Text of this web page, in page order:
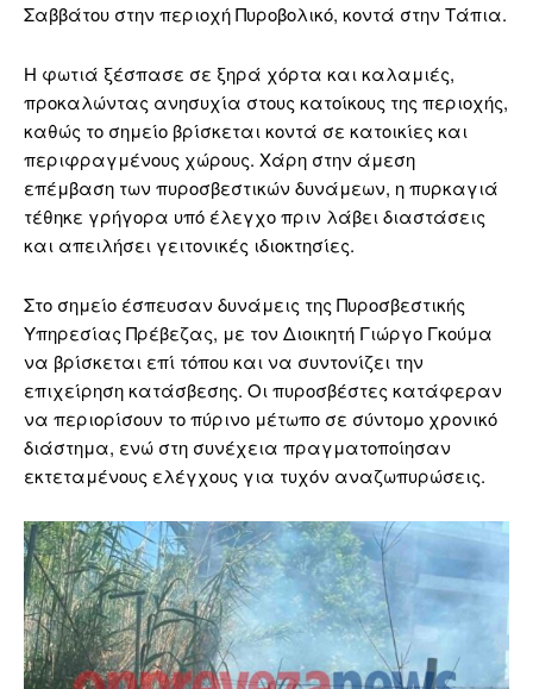
Σαββάτου στην περιοχή Πυροβολικό, κοντά στην Τάπια.
Η φωτιά ξέσπασε σε ξηρά χόρτα και καλαμιές,
προκαλώντας ανησυχία στους κατοίκους της περιοχής,
καθώς το σημείο βρίσκεται κοντά σε κατοικίες και
περιφραγμένους χώρους. Χάρη στην άμεση
επέμβαση των πυροσβεστικών δυνάμεων, η πυρκαγιά
τέθηκε γρήγορα υπό έλεγχο πριν λάβει διαστάσεις
και απειλήσει γειτονικές ιδιοκτησίες.
Στο σημείο έσπευσαν δυνάμεις της Πυροσβεστικής
Υπηρεσίας Πρέβεζας, με τον Διοικητή Γιώργο Γκούμα
να βρίσκεται επί τόπου και να συντονίζει την
επιχείρηση κατάσβεσης. Οι πυροσβέστες κατάφεραν
να περιορίσουν το πύρινο μέτωπο σε σύντομο χρονικό
διάστημα, ενώ στη συνέχεια πραγματοποίησαν
εκτεταμένους ελέγχους για τυχόν αναζωπυρώσεις.